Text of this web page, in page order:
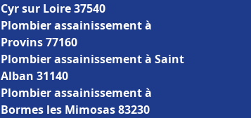
Cyr sur Loire 37540
Plombier assainissement à
Provins 77160
Plombier assainissement à Saint
Alban 31140
Plombier assainissement à
Bormes les Mimosas 83230